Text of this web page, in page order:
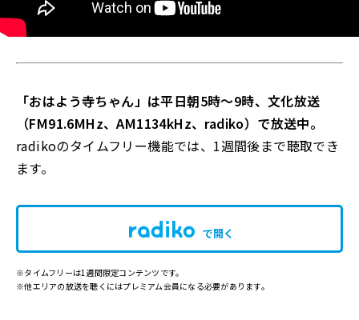
「おはよう寺ちゃん」は平日朝5時～9時、文化放送
（FM91.6MHz、AM1134kHz、radiko）で放送中。
radikoのタイムフリー機能では、1週間後まで聴取でき
ます。
で開く
※タイムフリーは1週間限定コンテンツです。
※他エリアの放送を聴くにはプレミアム会員になる必要があります。